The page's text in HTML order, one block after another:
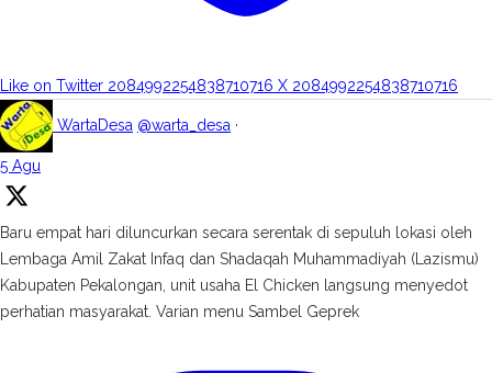
Like on Twitter 2084992254838710716 X 2084992254838710716
WartaDesa @warta_desa ·
5 Agu
Baru empat hari diluncurkan secara serentak di sepuluh lokasi oleh
Lembaga Amil Zakat Infaq dan Shadaqah Muhammadiyah (Lazismu)
Kabupaten Pekalongan, unit usaha El Chicken langsung menyedot
perhatian masyarakat. Varian menu Sambel Geprek